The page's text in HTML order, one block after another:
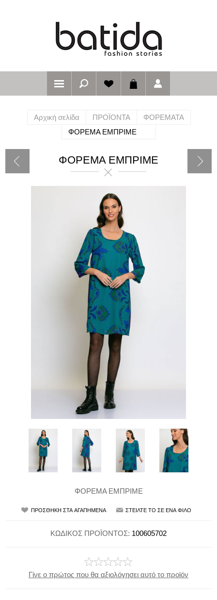
Αρχική σελίδα ΠΡΟΪΟΝΤΑ
ΦΟΡΕΜΑΤΑ
ΦΟΡΕΜΑ ΕΜΠΡΙΜΕ
ΦΟΡΕΜΑ ΕΜΠΡΙΜΕ
ΦΟΡΕΜΑ ΕΜΠΡΙΜΕ
ΚΩΔΙΚΟΣ ΠΡΟΪΟΝΤΟΣ: 100605702
Γίνε ο πρώτος που θα αξιολόγησει αυτό το προϊόν